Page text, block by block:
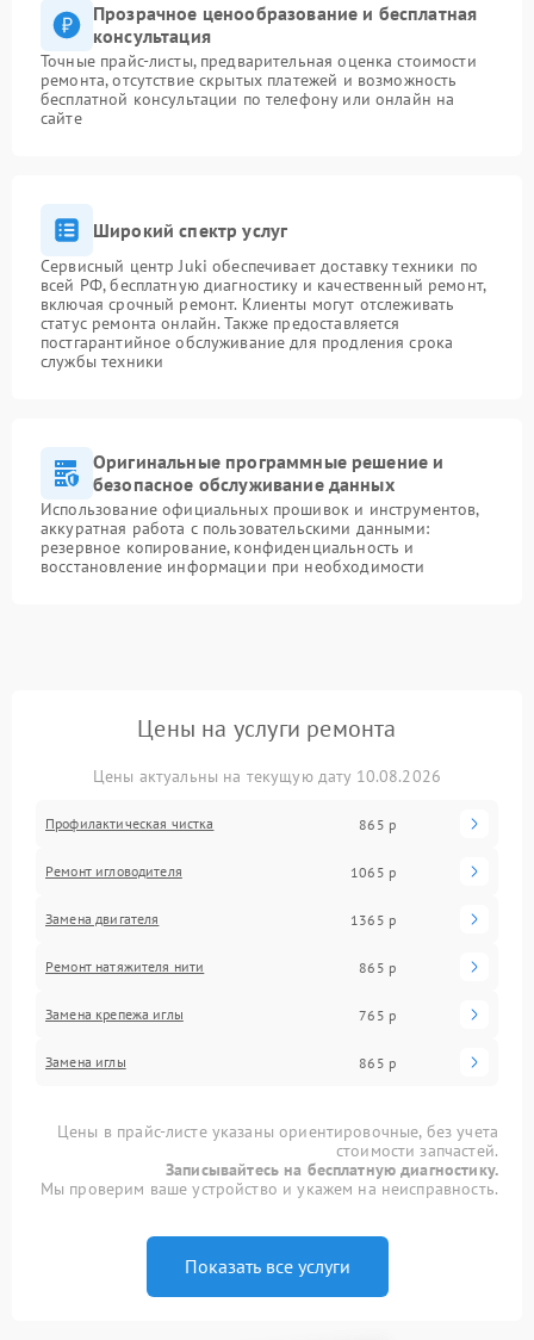
Прозрачное ценообразование и бесплатная
консультация
Точные прайс-листы, предварительная оценка стоимости
ремонта, отсутствие скрытых платежей и возможность
бесплатной консультации по телефону или онлайн на
сайте
Широкий спектр услуг
Сервисный центр Juki обеспечивает доставку техники по
всей РФ, бесплатную диагностику и качественный ремонт,
включая срочный ремонт. Клиенты могут отслеживать
статус ремонта онлайн. Также предоставляется
постгарантийное обслуживание для продления срока
службы техники
Оригинальные программные решение и
безопасное обслуживание данных
Использование официальных прошивок и инструментов,
аккуратная работа с пользовательскими данными:
резервное копирование, конфиденциальность и
восстановление информации при необходимости
Цены на услуги ремонта
Цены актуальны на текущую дату 10.08.2026
Профилактическая чистка 865 р
Ремонт игловодителя 1065 р
Замена двигателя 1365 р
Ремонт натяжителя нити 865 р
Замена крепежа иглы 765 р
Замена иглы 865 р
Цены в прайс-листе указаны ориентировочные, без учета
стоимости запчастей.
Записывайтесь на бесплатную диагностику.
Мы проверим ваше устройство и укажем на неисправность.
Показать все услуги